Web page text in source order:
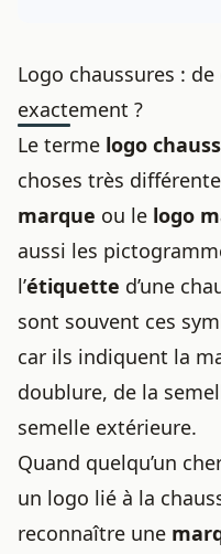
Logo chaussures :
exactement ?
Le terme logo
choses très
marque ou le logo
aussi les
l’étiquette d’une
sont souvent ces
car ils indiquent la
doublure, de la
semelle extérieure.
Quand quelqu’un
un logo lié à la
reconnaître une